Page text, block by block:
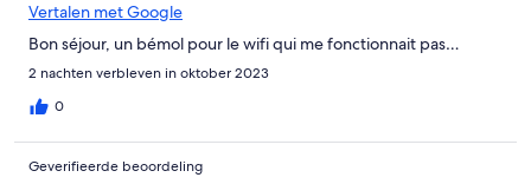
Vertalen met Google
Bon séjour, un bémol pour le wifi qui me fonctionnait pas…
2 nachten verbleven in oktober 2023
0
Geverifieerde beoordeling